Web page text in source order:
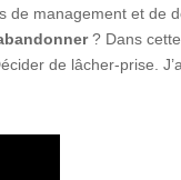
de management et de
? Dans
de lâcher-prise.